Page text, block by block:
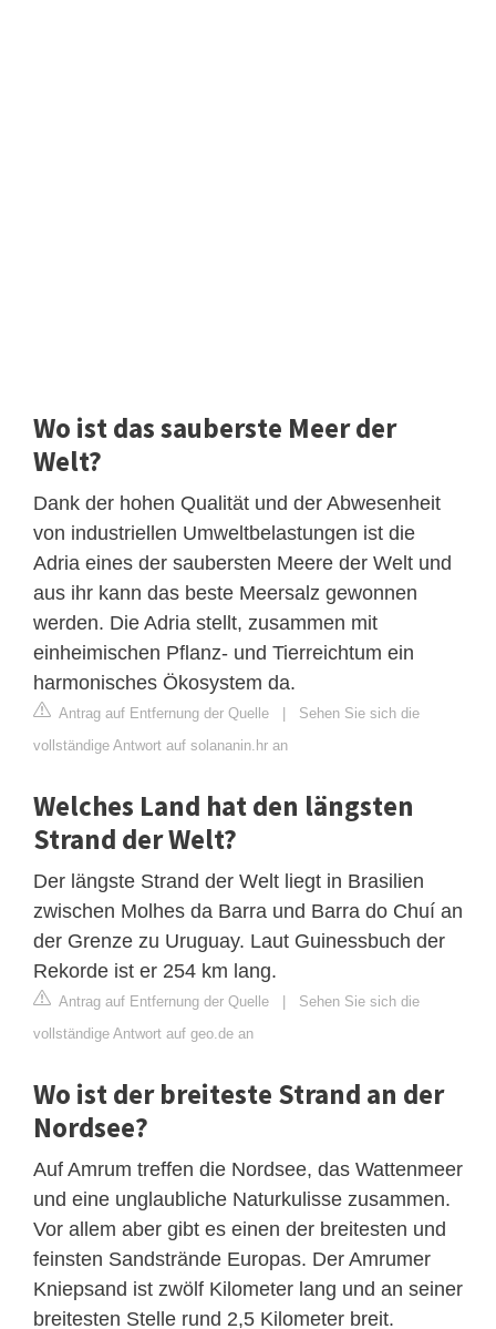
Wo ist das sauberste Meer der
Welt?
Dank der hohen Qualität und der Abwesenheit
von industriellen Umweltbelastungen ist die
Adria eines der saubersten Meere der Welt und
aus ihr kann das beste Meersalz gewonnen
werden. Die Adria stellt, zusammen mit
einheimischen Pflanz- und Tierreichtum ein
harmonisches Ökosystem da.
Antrag auf Entfernung der Quelle | Sehen Sie sich die
vollständige Antwort auf solananin.hr an
Welches Land hat den längsten
Strand der Welt?
Der längste Strand der Welt liegt in Brasilien
zwischen Molhes da Barra und Barra do Chuí an
der Grenze zu Uruguay. Laut Guinessbuch der
Rekorde ist er 254 km lang.
Antrag auf Entfernung der Quelle | Sehen Sie sich die
vollständige Antwort auf geo.de an
Wo ist der breiteste Strand an der
Nordsee?
Auf Amrum treffen die Nordsee, das Wattenmeer
und eine unglaubliche Naturkulisse zusammen.
Vor allem aber gibt es einen der breitesten und
feinsten Sandstrände Europas. Der Amrumer
Kniepsand ist zwölf Kilometer lang und an seiner
breitesten Stelle rund 2,5 Kilometer breit.